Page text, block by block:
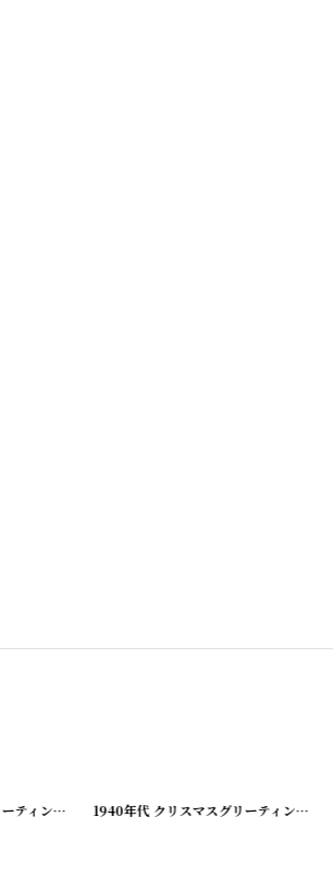
] 1940年代 クリスマスグリーティング ビンテージカード [210928-8] 1940年代 クリスマスグリーティング ビンテージカード